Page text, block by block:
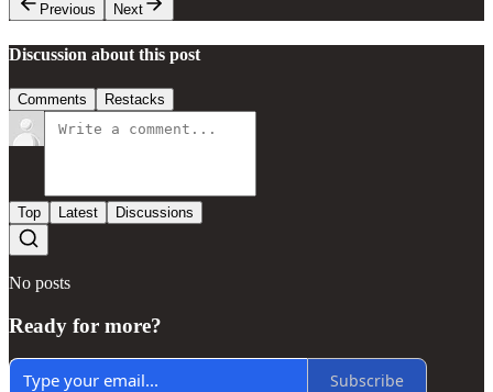
Previous
Next
Discussion about this post
Comments Restacks
Top Latest Discussions
No posts
Ready for more?
Subscribe